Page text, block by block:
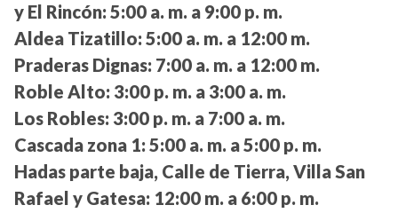
y El Rincón: 5:00 a. m. a 9:00 p. m.
Aldea Tizatillo: 5:00 a. m. a 12:00 m.
Praderas Dignas: 7:00 a. m. a 12:00 m.
Roble Alto: 3:00 p. m. a 3:00 a. m.
Los Robles: 3:00 p. m. a 7:00 a. m.
Cascada zona 1: 5:00 a. m. a 5:00 p. m.
Hadas parte baja, Calle de Tierra, Villa San
Rafael y Gatesa: 12:00 m. a 6:00 p. m.